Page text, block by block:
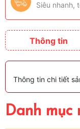
Siêu nhanh,
Thông tin
Thông tin chi tiết
Danh mục